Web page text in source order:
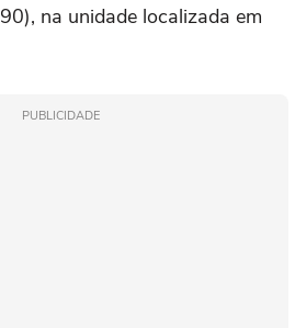
na unidade localizada em
PUBLICIDADE